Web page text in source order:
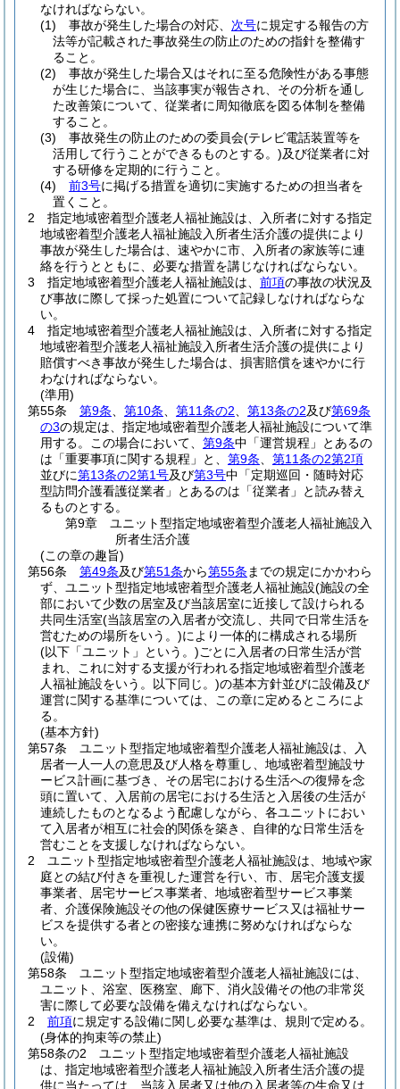
なければならない。
(1)
事故が発生した場合の対応、 次号に規定する報告の方
法等が記載された事故発生の防止のための指針を整備す
ること。
(2)
事故が発生した場合又はそれに至る危険性がある事態
が生じた場合に、当該事実が報告され、その分析を通し
た改善策について、従業者に周知徹底を図る体制を整備
すること。
(3)
事故発生の防止のための委員会(テレビ電話装置等を
活用して行うことができるものとする。)及び従業者に対
する研修を定期的に行うこと。
(4)
前3号に掲げる措置を適切に実施するための担当者を
置くこと。
2
指定地域密着型介護老人福祉施設は、入所者に対する指定
地域密着型介護老人福祉施設入所者生活介護の提供により
事故が発生した場合は、速やかに市、入所者の家族等に連
絡を行うとともに、必要な措置を講じなければならない。
3
指定地域密着型介護老人福祉施設は、 前項の事故の状況及
び事故に際して採った処置について記録しなければならな
い。
4
指定地域密着型介護老人福祉施設は、入所者に対する指定
地域密着型介護老人福祉施設入所者生活介護の提供により
賠償すべき事故が発生した場合は、損害賠償を速やかに行
わなければならない。
(準用)
第55条
第9条 第10条 第11条の2 第13条の2及び第69条
の3の規定は、指定地域密着型介護老人福祉施設について準
用する。
この場合において、 第9条中「運営規程」とあるの
は「重要事項に関する規程」と、 第9条
第11条の2第2項
並びに第13条の2第1号及び第3号中「定期巡回・随時対応
型訪問介護看護従業者」とあるのは「従業者」と読み替え
るものとする。
第9章
ユニット型指定地域密着型介護老人福祉施設入
所者生活介護
(この章の趣旨)
第56条
第49条及び第51条から第55条 までの規定にかかわら
ず、ユニット型指定地域密着型介護老人福祉施設(施設の全
部において少数の居室及び当該居室に近接して設けられる
共同生活室(当該居室の入居者が交流し、共同で日常生活を
営むための場所をいう。)により一体的に構成される場所
(以下「ユニット」という。)ごとに入居者の日常生活が営
まれ、これに対する支援が行われる指定地域密着型介護老
人福祉施設をいう。以下同じ。)の基本方針並びに設備及び
運営に関する基準については、この章に定めるところによ
る。
(基本方針)
第57条
ユニット型指定地域密着型介護老人福祉施設は、入
居者一人一人の意思及び人格を尊重し、地域密着型施設サ
ービス計画に基づき、その居宅における生活への復帰を念
頭に置いて、入居前の居宅における生活と入居後の生活が
連続したものとなるよう配慮しながら、各ユニットにおい
て入居者が相互に社会的関係を築き、自律的な日常生活を
営むことを支援しなければならない。
2
ユニット型指定地域密着型介護老人福祉施設は、地域や家
庭との結び付きを重視した運営を行い、市、居宅介護支援
事業者、居宅サービス事業者、地域密着型サービス事業
者、介護保険施設その他の保健医療サービス又は福祉サー
ビスを提供する者との密接な連携に努めなければならな
い。
(設備)
第58条
ユニット型指定地域密着型介護老人福祉施設には、
ユニット、浴室、医務室、廊下、消火設備その他の非常災
害に際して必要な設備を備えなければならない。
2
前項に規定する設備に関し必要な基準は、規則で定める。
(身体的拘束等の禁止)
第58条の2
ユニット型指定地域密着型介護老人福祉施設
は、指定地域密着型介護老人福祉施設入所者生活介護の提
供に当たっては、当該入居者又は他の入居者等の生命又は